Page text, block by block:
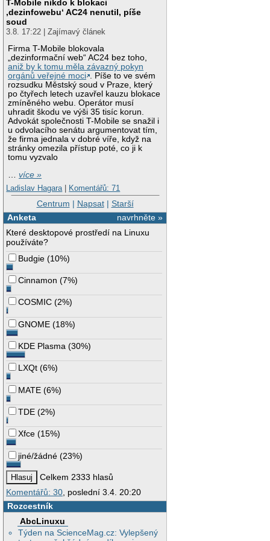
T-Mobile nikdo k blokaci
‚dezinfowebu‘ AC24 nenutil, píše
soud
3.8. 17:22 | Zajímavý článek
Firma T-Mobile blokovala
„dezinformační web“ AC24 bez toho,
aniž by k tomu měla závazný pokyn
orgánů veřejné moci . Píše to ve svém
rozsudku Městský soud v Praze, který
po čtyřech letech uzavřel kauzu blokace
zmíněného webu. Operátor musí
uhradit škodu ve výši 35 tisíc korun.
Advokát společnosti T-Mobile se snažil i
u odvolacího senátu argumentovat tím,
že firma jednala v dobré víře, když na
stránky omezila přístup poté, co ji k
tomu vyzvalo
…více »
Ladislav Hagara | Komentářů: 71
Centrum | Napsat| Starší
navrhněte »
Anketa
Které desktopové prostředí na Linuxu
používáte?
Budgie (10%)
Cinnamon (7%)
COSMIC (2%)
GNOME (18%)
KDE Plasma (30%)
LXQt (6%)
MATE (6%)
TDE (2%)
Xfce (15%)
jiné/žádné (23%)
Celkem 2333 hlasů
Komentářů: 30, poslední 3.4. 20:20
Rozcestník
AbcLinuxu
Týden na ScienceMag.cz: Vylepšený